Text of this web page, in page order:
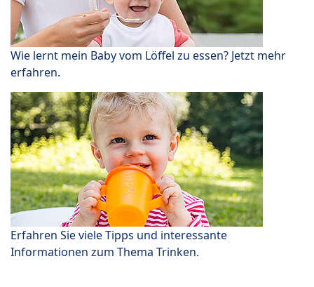
Wie lernt mein Baby vom Löffel zu essen? Jetzt mehr
erfahren.
Erfahren Sie viele Tipps und interessante
Informationen zum Thema Trinken.